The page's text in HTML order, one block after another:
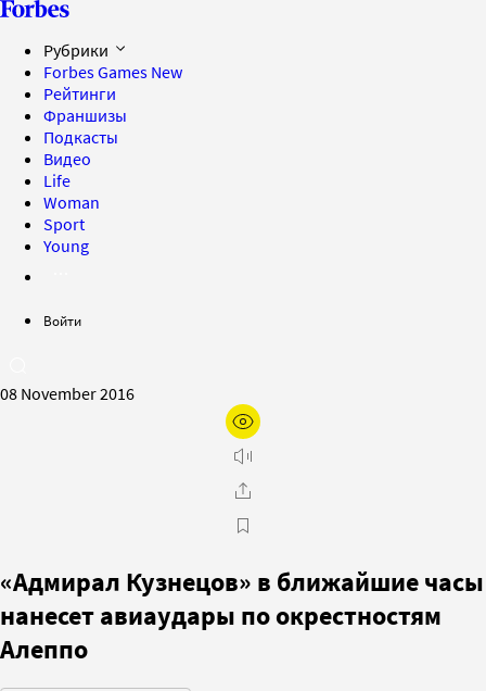
Рубрики
Forbes Games New
Рейтинги
Франшизы
Подкасты
Видео
Life
Woman
Sport
Young
Войти
08 November 2016
«Адмирал Кузнецов» в ближайшие часы
нанесет авиаудары по окрестностям
Алеппо